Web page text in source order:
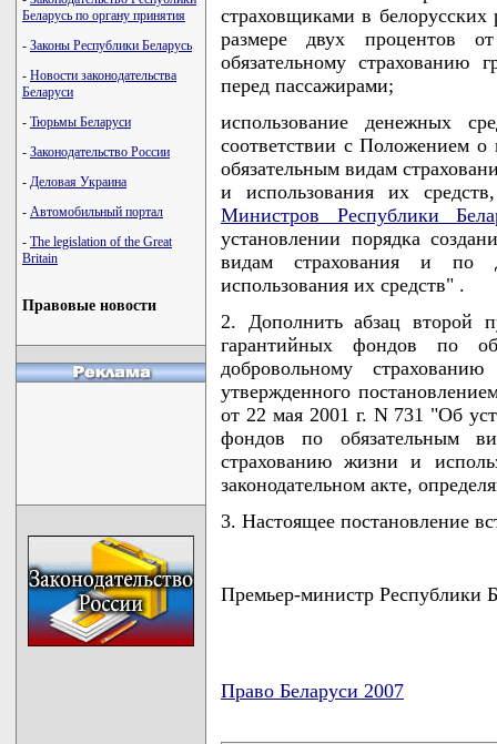
Беларусь по органу принятия
- Законы Республики Беларусь
- Новости законодательства
Беларуси
- Тюрьмы Беларуси
- Законодательство России
- Деловая Украина
- Автомобильный портал
- The legislation of the Great
Britain
Правовые новости
страховщиками в
размере двух процентов
обязательному страхованию
перед пассажирами;
использование денежных
соответствии с Положением о
обязательным видам
и использования их
Министров Республики
установлении порядка
видам страхования и по
использования их средств" .
2. Дополнить абзац второй
гарантийных фондов по
добровольному
утвержденного
от 22 мая 2001 г. N 731 "Об
фондов по обязательным
страхованию жизни и
законодательном акте,
3. Настоящее постановление
Премьер-министр
Право Беларуси 2007